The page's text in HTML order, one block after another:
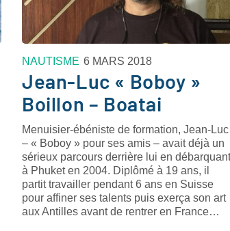
NAUTISME 6 MARS 2018
Jean-Luc « Boboy »
Boillon – Boatai
Menuisier-ébéniste de formation, Jean-Luc
– « Boboy » pour ses amis – avait déjà un
sérieux parcours derrière lui en débarquant
à Phuket en 2004. Diplômé à 19 ans, il
partit travailler pendant 6 ans en Suisse
pour affiner ses talents puis exerça son art
aux Antilles avant de rentrer en France…